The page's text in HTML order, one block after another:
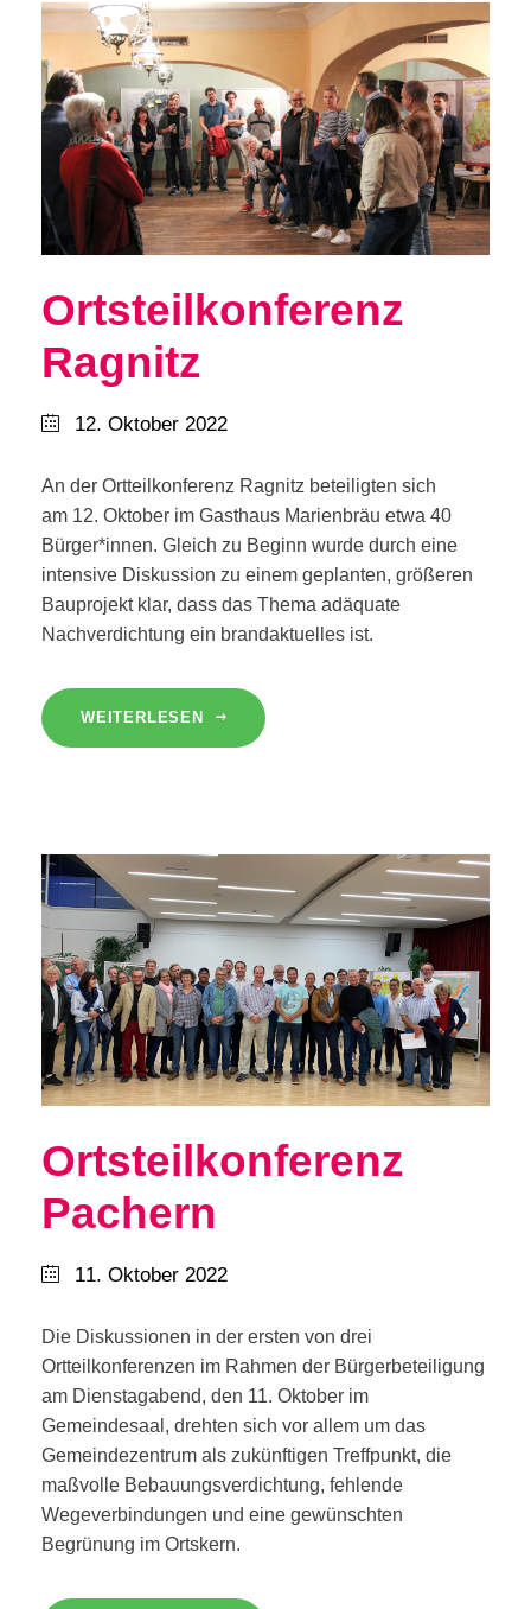
Ortsteilkonferenz
Ragnitz
12. Oktober 2022
An der Ortteilkonferenz Ragnitz beteiligten sich
am 12. Oktober im Gasthaus Marienbräu etwa 40
Bürger*innen. Gleich zu Beginn wurde durch eine
intensive Diskussion zu einem geplanten, größeren
Bauprojekt klar, dass das Thema adäquate
Nachverdichtung ein brandaktuelles ist.
WEITERLESEN
Ortsteilkonferenz
Pachern
11. Oktober 2022
Die Diskussionen in der ersten von drei
Ortteilkonferenzen im Rahmen der Bürgerbeteiligung
am Dienstagabend, den 11. Oktober im
Gemeindesaal, drehten sich vor allem um das
Gemeindezentrum als zukünftigen Treffpunkt, die
maßvolle Bebauungsverdichtung, fehlende
Wegeverbindungen und eine gewünschten
Begrünung im Ortskern.